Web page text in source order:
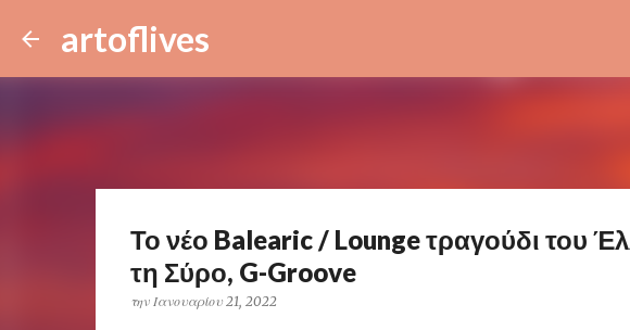
artoflives
Το νέο Balearic / Lounge τραγούδι του
τη Σύρο, G-Groove
την Ιανουαρίου 21, 2022